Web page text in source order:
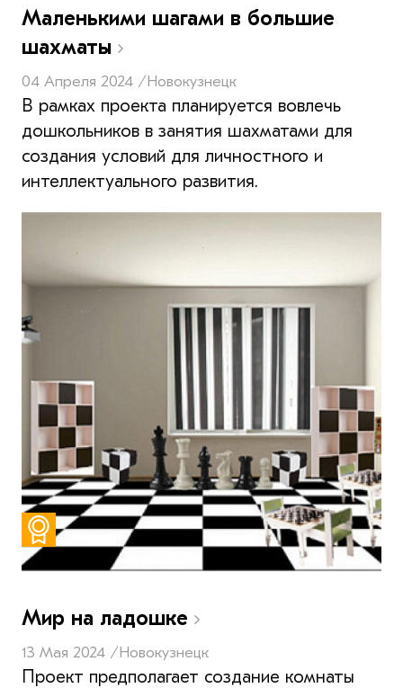
Маленькими шагами в большие
шахматы
04 Апреля 2024 /Новокузнецк
В рамках проекта планируется вовлечь
дошкольников в занятия шахматами для
создания условий для личностного и
интеллектуального развития.
Мир на ладошке
13 Мая 2024 /Новокузнецк
Проект предполагает создание комнаты